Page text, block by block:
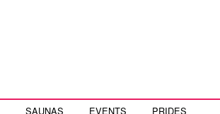
SAUNAS EVENTS PRIDES